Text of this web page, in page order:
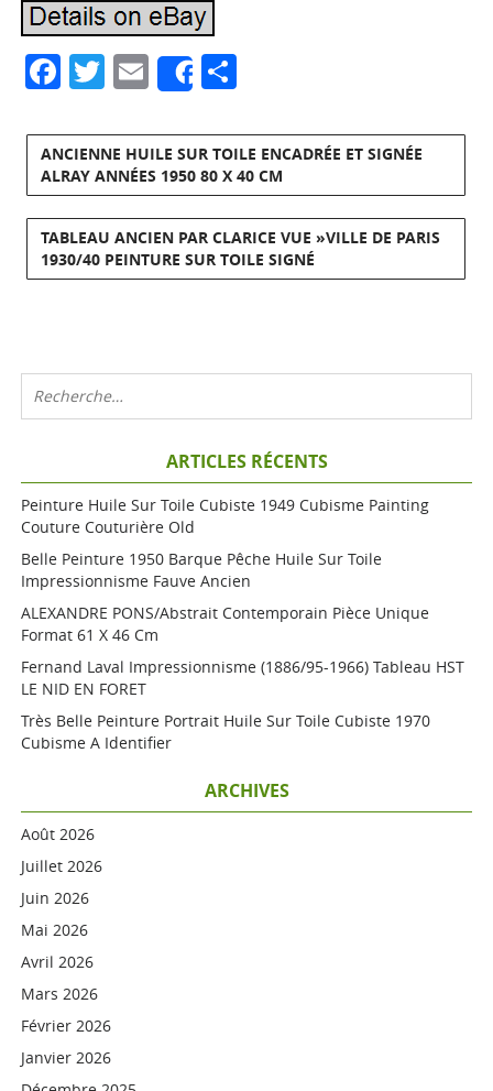
Facebook
Twitter
Email
Share
ANCIENNE HUILE SUR TOILE ENCADRÉE ET SIGNÉE
ALRAY ANNÉES 1950 80 X 40 CM
TABLEAU ANCIEN PAR CLARICE VUE »VILLE DE PARIS
1930/40 PEINTURE SUR TOILE SIGNÉ
ARTICLES RÉCENTS
Peinture Huile Sur Toile Cubiste 1949 Cubisme Painting
Couture Couturière Old
Belle Peinture 1950 Barque Pêche Huile Sur Toile
Impressionnisme Fauve Ancien
ALEXANDRE PONS/Abstrait Contemporain Pièce Unique
Format 61 X 46 Cm
Fernand Laval Impressionnisme (1886/95-1966) Tableau HST
LE NID EN FORET
Très Belle Peinture Portrait Huile Sur Toile Cubiste 1970
Cubisme A Identifier
ARCHIVES
Août 2026
Juillet 2026
Juin 2026
Mai 2026
Avril 2026
Mars 2026
Février 2026
Janvier 2026